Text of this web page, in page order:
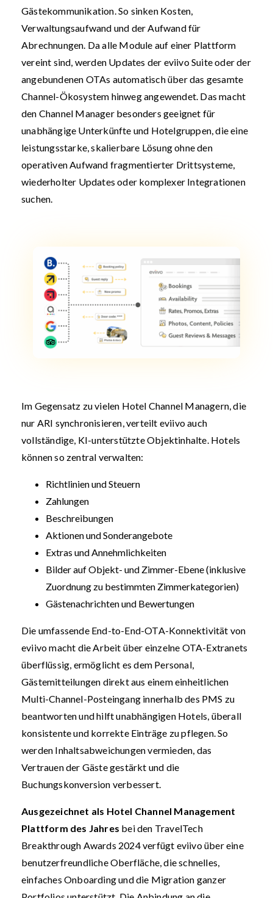
Gästekommunikation. So sinken Kosten,
Verwaltungsaufwand und der Aufwand für
Abrechnungen. Da alle Module auf einer Plattform
vereint sind, werden Updates der eviivo Suite oder der
angebundenen OTAs automatisch über das gesamte
Channel-Ökosystem hinweg angewendet. Das macht
den Channel Manager besonders geeignet für
unabhängige Unterkünfte und Hotelgruppen, die eine
leistungsstarke, skalierbare Lösung ohne den
operativen Aufwand fragmentierter Drittsysteme,
wiederholter Updates oder komplexer Integrationen
suchen.
Im Gegensatz zu vielen Hotel Channel Managern, die
nur ARI synchronisieren, verteilt eviivo auch
vollständige, KI-unterstützte Objektinhalte. Hotels
können so zentral verwalten:
Richtlinien und Steuern
Zahlungen
Beschreibungen
Aktionen und Sonderangebote
Extras und Annehmlichkeiten
Bilder auf Objekt- und Zimmer-Ebene (inklusive
Zuordnung zu bestimmten Zimmerkategorien)
Gästenachrichten und Bewertungen
Die umfassende End-to-End-OTA-Konnektivität von
eviivo macht die Arbeit über einzelne OTA-Extranets
überflüssig, ermöglicht es dem Personal,
Gästemitteilungen direkt aus einem einheitlichen
Multi-Channel-Posteingang innerhalb des PMS zu
beantworten und hilft unabhängigen Hotels, überall
konsistente und korrekte Einträge zu pflegen. So
werden Inhaltsabweichungen vermieden, das
Vertrauen der Gäste gestärkt und die
Buchungskonversion verbessert.
Ausgezeichnet als Hotel Channel Management
Plattform des Jahres bei den TravelTech
Breakthrough Awards 2024 verfügt eviivo über eine
benutzerfreundliche Oberfläche, die schnelles,
einfaches Onboarding und die Migration ganzer